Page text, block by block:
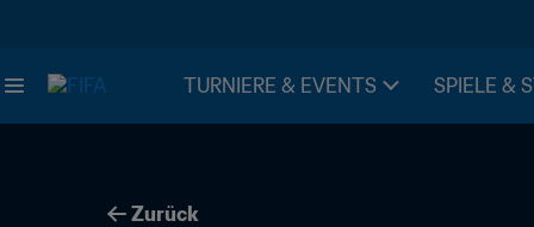
TURNIERE & EVENTS SPIELE &
Zurück